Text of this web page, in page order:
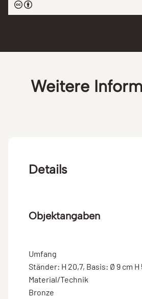
Weitere
Details
Objektangaben
Umfang
Ständer: H 20,7, Basis: Ø 9 cm H
Material/Technik
Bronze